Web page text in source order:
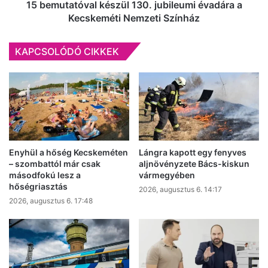
Színház15 bemutatóval készül 130. jubileumi évadára a
Kecskeméti Nemzeti Színház
KAPCSOLÓDÓ CIKKEK
Enyhül a hőség Kecskeméten
– szombattól már csak
másodfokú lesz a
hőségriasztás
2026, augusztus 6. 17:48
Lángra kapott egy fenyves
aljnövényzete Bács-kiskun
vármegyében
2026, augusztus 6. 14:17